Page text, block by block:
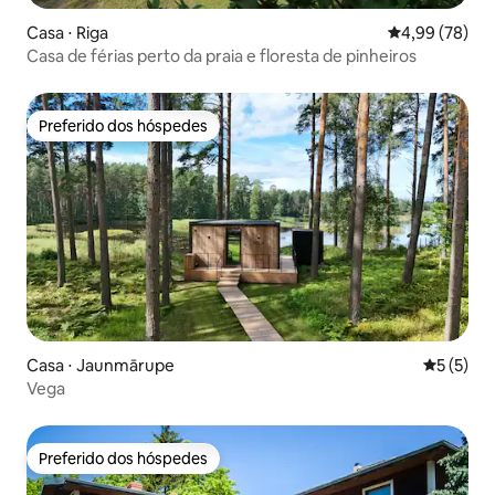
Casa ⋅ Riga 4,99 de uma
4,99 (78)
Casa de férias perto da praia e floresta de pinheiros
Preferido dos hóspedes
Preferido dos hóspedes
Casa ⋅ Jaunmārupe 5 de
5 (5)
Vega
Preferido dos hóspedes
Preferido dos hóspedes